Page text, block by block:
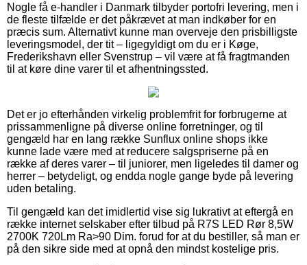
Nogle få e-handler i Danmark tilbyder portofri levering, men i
de fleste tilfælde er det påkrævet at man indkøber for en
præcis sum. Alternativt kunne man overveje den prisbilligste
leveringsmodel, der tit – ligegyldigt om du er i Køge,
Frederikshavn eller Svenstrup – vil være at få fragtmanden
til at køre dine varer til et afhentningssted.
Det er jo efterhånden virkelig problemfrit for forbrugerne at
prissammenligne på diverse online forretninger, og til
gengæld har en lang række Sunflux online shops ikke
kunne lade være med at reducere salgspriserne på en
række af deres varer – til juniorer, men ligeledes til damer og
herrer – betydeligt, og endda nogle gange byde på levering
uden betaling.
Til gengæld kan det imidlertid vise sig lukrativt at eftergå en
række internet selskaber efter tilbud på R7S LED Rør 8,5W
2700K 720Lm Ra>90 Dim. forud for at du bestiller, så man er
på den sikre side med at opnå den mindst kostelige pris.